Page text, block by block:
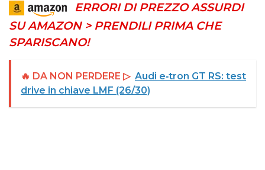
ERRORI DI PREZZO ASSURDI
SU AMAZON > PRENDILI PRIMA CHE
SPARISCANO!
🔥 DA NON PERDERE ▷ Audi e‑tron GT RS: test
drive in chiave LMF (26/30)